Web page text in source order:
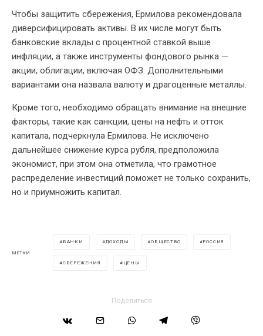
Чтобы защитить сбережения, Ермилова рекомендовала
диверсифицировать активы. В их числе могут быть
банковские вклады с процентной ставкой выше
инфляции, а также инструменты фондового рынка —
акции, облигации, включая ОФЗ. Дополнительными
вариантами она назвала валюту и драгоценные металлы.
Кроме того, необходимо обращать внимание на внешние
факторы, такие как санкции, цены на нефть и отток
капитала, подчеркнула Ермилова. Не исключено
дальнейшее снижение курса рубля, предположила
экономист, при этом она отметила, что грамотное
распределение инвестиций поможет не только сохранить,
но и приумножить капитал.
МЕТКИ
БАНКИ ДОХОДЫ ОБЩЕСТВО РОССИЯ
СБЕРЕЖЕНИЯ ЦЕНЫ
Поделиться